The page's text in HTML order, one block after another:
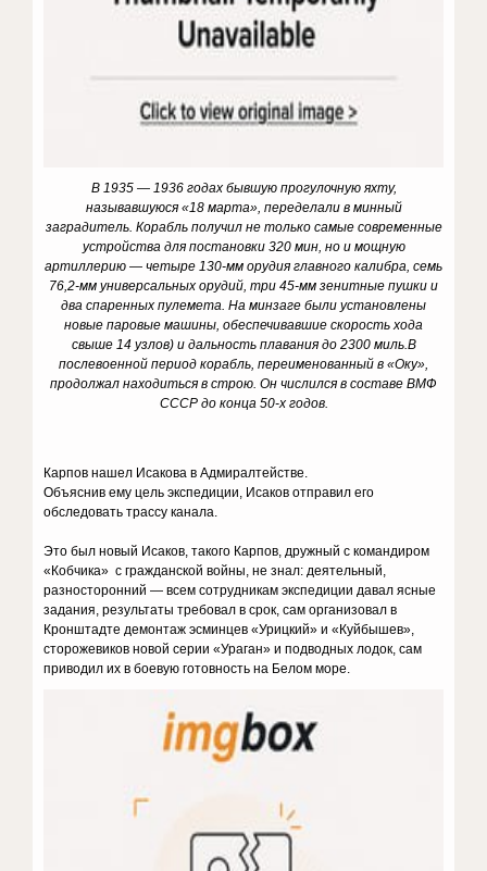
В 1935 — 1936 годах бывшую прогу­лочную яхту,
называвшуюся «18 марта», переделали в минный
заградитель. Корабль получил не только самые со­временные
устройства для постановки 320 мин, но и мощную
артиллерию — четыре 130-мм орудия главного калибра, семь
76,2-мм универсальных орудий, три 45-мм зенитные пушки и
два спа­ренных пулемета. На минзаге были уста­новлены
новые паровые машины, обес­печивавшие скорость хода
свыше 14 узлов) и дальность плавания до 2300 миль.В
послевоенной период корабль, пе­реименованный в «Оку»,
продолжал на­ходиться в строю. Он числился в соста­ве ВМФ
СССР до конца 50-х годов.
Карпов нашел Исакова в Адмиралтействе.
Объяснив ему цель экспедиции, Исаков отправил его
обследовать трассу канала.
Это был новый Исаков, такого Карпов, дружный с командиром
«Кобчика» с гражданской войны, не знал: деятельный,
разносторонний — всем сотрудникам экспедиции давал ясные
задания, результаты требовал в срок, сам организовал в
Кронштадте демонтаж эсминцев «Урицкий» и «Куйбышев»,
сторожевиков новой серии «Ураган» и подводных лодок, сам
приводил их в боевую готовность на Белом море.